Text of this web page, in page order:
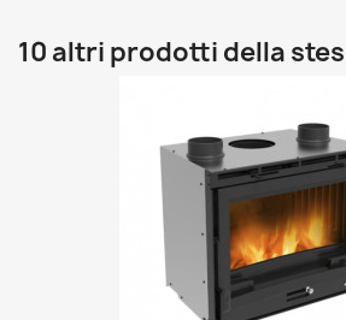
10 altri prodotti della